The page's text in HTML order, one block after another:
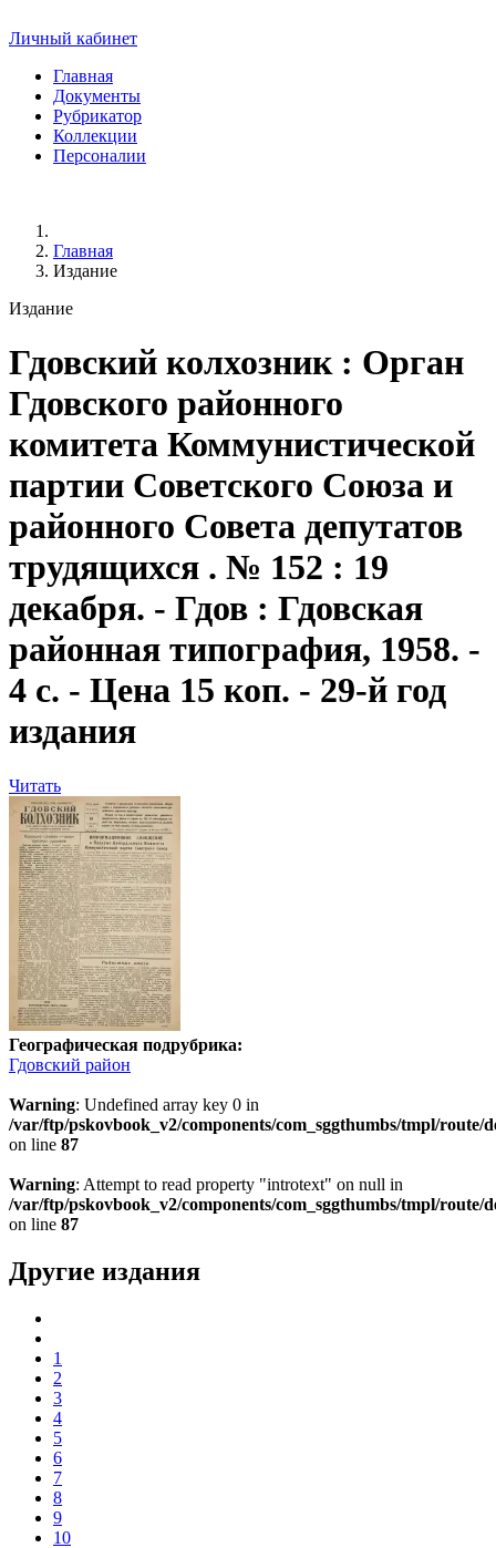
Личный кабинет
Главная
Документы
Рубрикатор
Коллекции
Персоналии
Главная
Издание
Издание
Гдовский колхозник: Орган
Гдовского районного
комитета Коммунистической
партии Советского Союза и
районного Совета депутатов
трудящихся . № 152 : 19
декабря. - Гдов : Гдовская
районная типография, 1958. -
4 с. - Цена 15 коп. - 29-й год
издания
Читать
Географическая подрубрика:
Гдовский район
Warning: Undefined array key 0 in
/var/ftp/pskovbook_v2/components/com_sggthumbs/tmpl/route/
on line 87
Warning: Attempt to read property "introtext" on null in
/var/ftp/pskovbook_v2/components/com_sggthumbs/tmpl/route/
on line 87
Другие издания
1
2
3
4
5
6
7
8
9
10